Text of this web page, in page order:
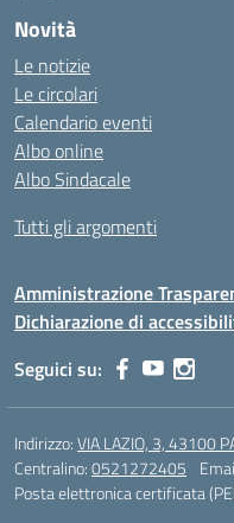
Novità
Le notizie
Le circolari
Calendario eventi
Albo online
Albo Sindacale
Tutti gli argomenti
Amministrazione
Dichiarazione di
Seguici su:
Indirizzo:VIA LAZIO, 3, 43100
Centralino:0521272405
Posta elettronica certificata